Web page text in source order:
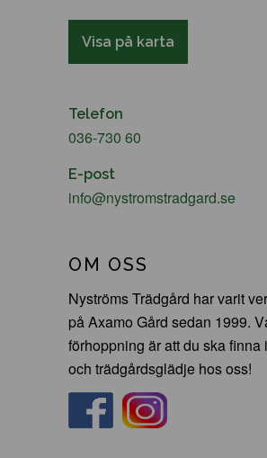
Visa på karta
Telefon
036-730 60
E-post
info@nystromstradgard.se
OM OSS
Nyströms Trädgård har varit
på Axamo Gård sedan 1999.
förhoppning är att du ska finna
och trädgårdsglädje hos oss!